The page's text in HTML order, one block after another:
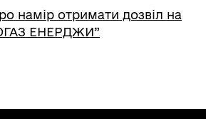
намір отримати дозвіл на
ЕНЕРДЖИ”